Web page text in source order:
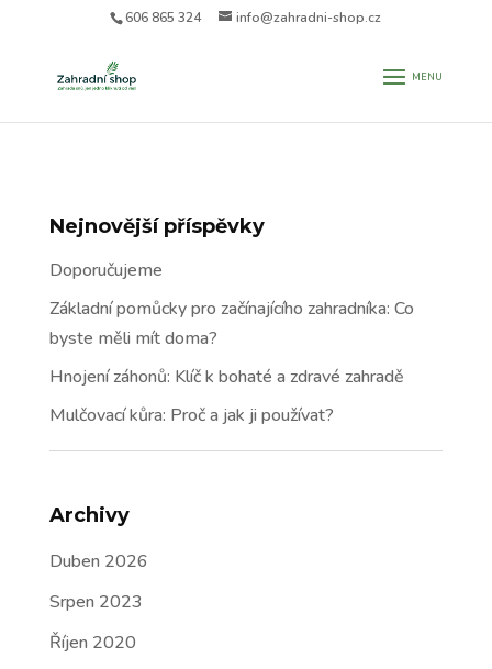
606 865 324 info@zahradni-shop.cz
Nejnovější příspěvky
Doporučujeme
Základní pomůcky pro začínajícího zahradníka: Co
byste měli mít doma?
Hnojení záhonů: Klíč k bohaté a zdravé zahradě
Mulčovací kůra: Proč a jak ji používat?
Archivy
Duben 2026
Srpen 2023
Říjen 2020